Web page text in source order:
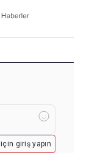
giriş yapın